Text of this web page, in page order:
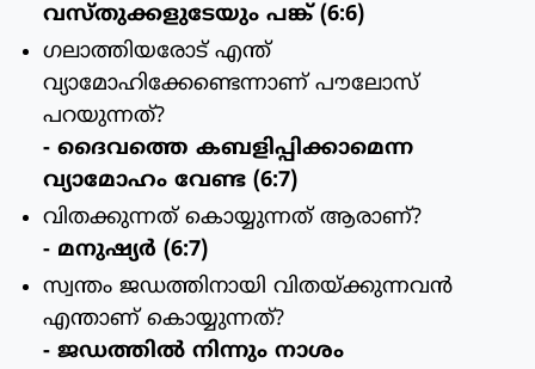
വസ്തുക്കളുടേയും പങ്ക് (6:6)
ഗലാത്തിയരോട് എന്ത്
വ്യാമോഹിക്കേണ്ടെന്നാണ് പൗലോസ്
പറയുന്നത്?
- ദൈവത്തെ കബളിപ്പിക്കാമെന്ന
വ്യാമോഹം വേണ്ട (6:7)
വിതക്കുന്നത് കൊയ്യുന്നത് ആരാണ്?
- മനുഷ്യര്‍ (6:7)
സ്വന്തം ജഡത്തിനായി വിതയ്ക്കുന്നവന്‍
എന്താണ് കൊയ്യുന്നത്?
- ജഡത്തില്‍ നിന്നും നാശം